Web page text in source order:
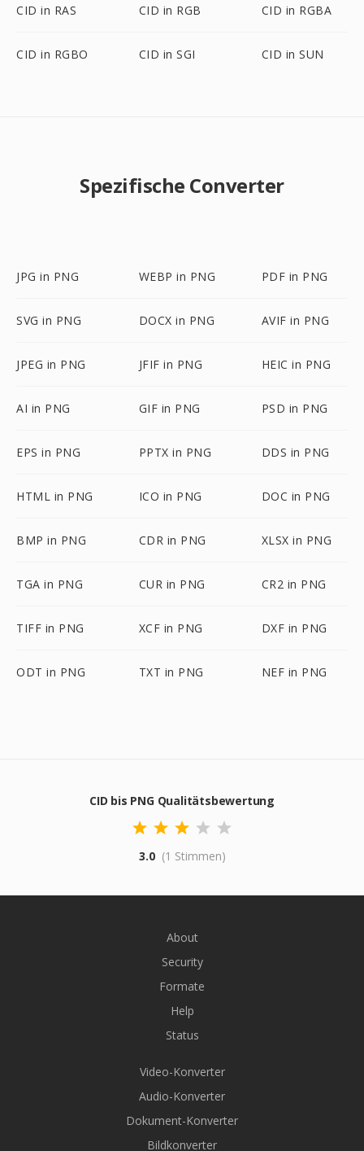
CID in RAS CID in RGB CID in RGBA
CID in RGBO CID in SGI CID in SUN
Spezifische Converter
JPG in PNG WEBP in PNG PDF in PNG
SVG in PNG DOCX in PNG AVIF in PNG
JPEG in PNG JFIF in PNG HEIC in PNG
AI in PNG GIF in PNG PSD in PNG
EPS in PNG PPTX in PNG DDS in PNG
HTML in PNG ICO in PNG DOC in PNG
BMP in PNG CDR in PNG XLSX in PNG
TGA in PNG CUR in PNG CR2 in PNG
TIFF in PNG XCF in PNG DXF in PNG
ODT in PNG TXT in PNG NEF in PNG
CID bis PNG Qualitätsbewertung
3.0 (1 Stimmen)
About
Security
Formate
Help
Status
Video-Konverter
Audio-Konverter
Dokument-Konverter
Bildkonverter